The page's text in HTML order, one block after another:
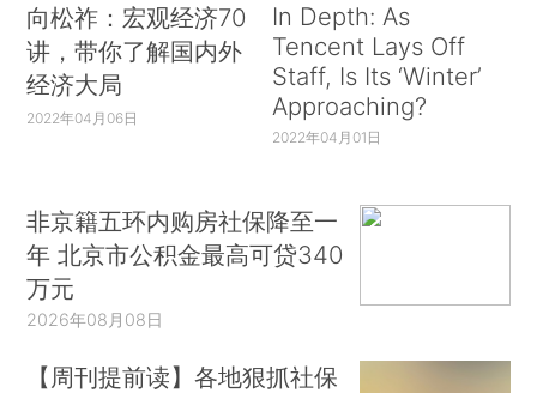
向松祚：宏观经济70
讲，带你了解国内外
经济大局
2022年04月06日
In Depth: As
Tencent Lays Off
Staff, Is Its ‘Winter’
Approaching?
2022年04月01日
非京籍五环内购房社保降至一
年 北京市公积金最高可贷340
万元
2026年08月08日
【周刊提前读】各地狠抓社保